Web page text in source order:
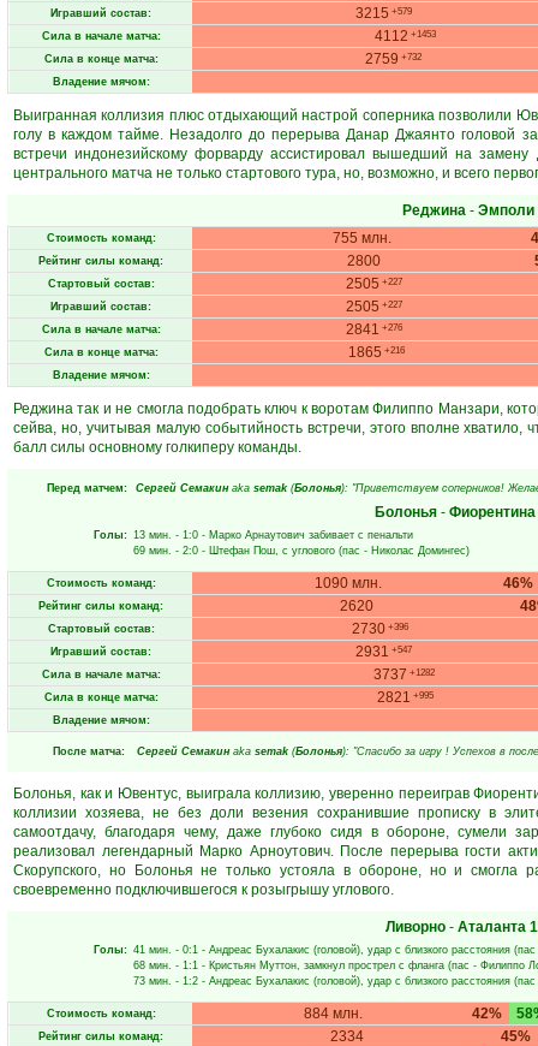
Игравший состав: 3215 +579
Сила в начале матча: 4112 +1453
Сила в конце матча: 2759 +732
Владение мячом:
Выигранная коллизия плюс отдыхающий настрой соперника позволили
голу в каждом тайме. Незадолго до перерыва Данар Джаянто головой
встречи индонезийскому форварду ассистировал вышедший на
центрального матча не только стартового тура, но, возможно, и всего
Реджина- Эмполи
Стоимость команд: 755 млн.
Рейтинг силы команд: 2800
Стартовый состав: 2505 +227
Игравший состав: 2505 +227
Сила в начале матча: 2841 +276
Сила в конце матча: 1865 +216
Владение мячом:
Реджина так и не смогла подобрать ключ к воротам Филиппо Манзари,
сейва, но, учитывая малую событийность встречи, этого вполне хватило,
балл силы основному голкиперу команды.
Перед матчем: Сергей Семакин aka semak (Болонья): "Приветствуем соперников!
Болонья - Фиорентина
Голы: 13 мин. - 1:0 - Марко Арнаутович забивает с пенальти
69 мин. - 2:0 - Штефан Пош, с углового (пас - Николас Домингес)
Стоимость команд: 46%
1090 млн.
Рейтинг силы команд: 2620
Стартовый состав: 2730+396
Игравший состав: 2931 +547
Сила в начале матча: 3737 +1282
Сила в конце матча: 2821 +995
Владение мячом:
После матча: Сергей Семакин aka semak (Болонья): "Спасибо за игру ! Успехов в
Болонья, как и Ювентус, выиграла коллизию, уверенно переиграв
коллизии хозяева, не без доли везения сохранившие прописку в
самоотдачу, благодаря чему, даже глубоко сидя в обороне, сумели
реализовал легендарный Марко Арноутович. После перерыва гости
Скорупского, но Болонья не только устояла в обороне, но и смогла
своевременно подключившегося к розыгрышу углового.
Ливорно- Аталанта
Голы: 41 мин. - 0:1 - Андреас Бухалакис (головой), удар с близкого расстояния
68 мин. - 1:1 - Кристьян Муттон, замкнул прострел с фланга (пас - Филиппо
73 мин. - 1:2 - Андреас Бухалакис (головой), удар с близкого расстояния
Стоимость команд: 42%
884 млн.
Рейтинг силы команд: 45%
2334